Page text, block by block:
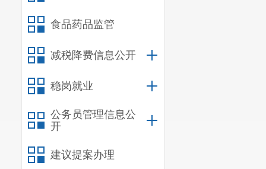
食品药品监管
减税降费信息公开
稳岗就业
公务员管理信息公
开
建议提案办理